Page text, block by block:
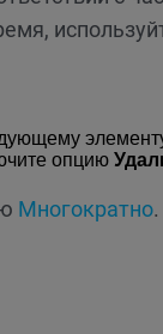
опцию
Многократно